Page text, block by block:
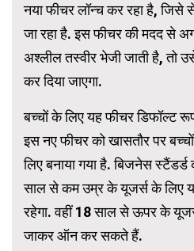
नया फीचर लॉन्च कर रहा है, जिसे
जा रहा है. इस फीचर की मदद से
अश्लील तस्वीर भेजी जाती है,
कर दिया जाएगा.
बच्चों के लिए यह फीचर डिफॉल्ट
इस नए फीचर को खासतौर पर
लिए बनाया गया है. बिजनेस
साल से कम उम्र के यूजर्स के
रहेगा. वहीं 18 साल से ऊपर के
जाकर ऑन कर सकते हैं.